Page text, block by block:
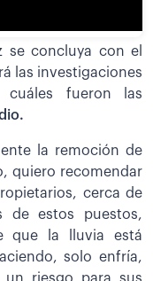
se concluya con el
las investigaciones
cuáles fueron las
la remoción de
quiero recomendar
cerca de
de estos puestos,
que la lluvia está
solo enfría,
riesgo para sus